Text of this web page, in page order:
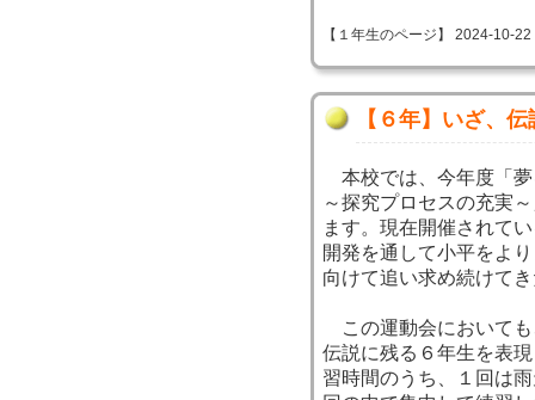
【１年生のページ】 2024-10-
【６年】いざ、
本校では、今年度「夢
～探究プロセスの充実
ます。現在開催されて
開発を通して小平をよ
向けて追い求め続けて
この運動会においても
伝説に残る６年生を表
習時間のうち、１回は